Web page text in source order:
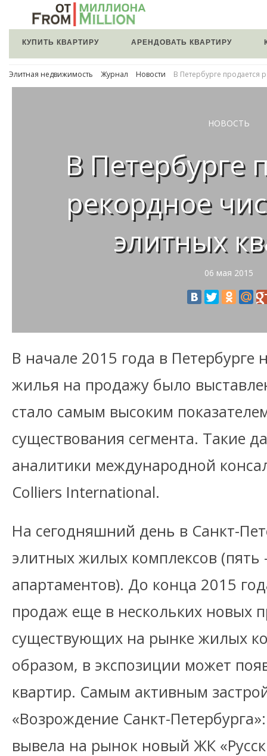
КУПИТЬ КВАРТИРУ АРЕНДОВАТЬ КВАРТИРУ
Элитная недвижимость Журнал Новости В Петербурге продается
НОВОСТЬ
В Петербурге
рекордное
элитных
06 мая 2015
В начале 2015 года в Петербурге
жилья на продажу было
стало самым высоким
существования сегмента. Такие
аналитики международной
Colliers International.
На сегодняшний день в Санкт-
элитных жилых комплексов (пять
апартаментов). До конца 2015
продаж еще в нескольких новых
существующих на рынке жилых
образом, в экспозиции может
квартир. Самым активным
«Возрождение Санкт-
вывела на рынок новый ЖК